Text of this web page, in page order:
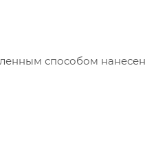
способом